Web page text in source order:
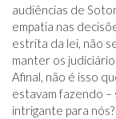
audiências de
empatia nas
estrita da lei, não
manter os
Afinal, não é isso
estavam fazendo –
intrigante para nós?